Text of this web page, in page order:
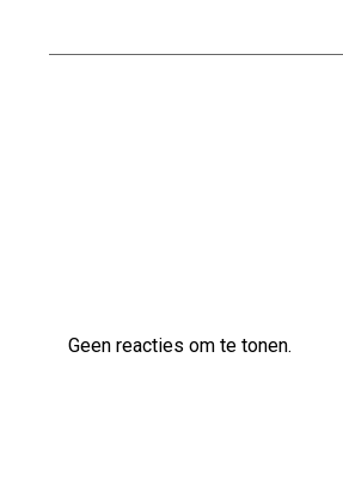
Geen reacties om te tonen.